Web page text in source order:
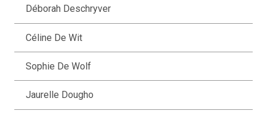
Déborah Deschryver
Céline De Wit
Sophie De Wolf
Jaurelle Dougho